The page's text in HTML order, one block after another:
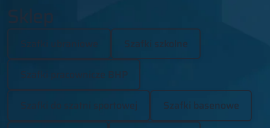
Szafki szkolne
Szafki do szatni sportowej Szafki basenowe